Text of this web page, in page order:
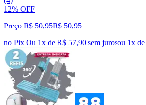
12% OFF
Preço R$ 50,95R$ 50,95
no Pix Ou 1x de R$ 57,90 sem jurosou 1x de